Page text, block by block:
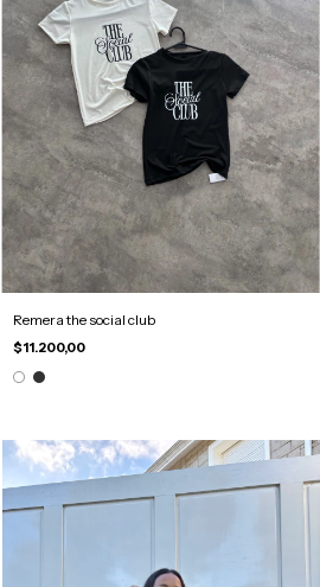
Remera the social club
$11.200,00